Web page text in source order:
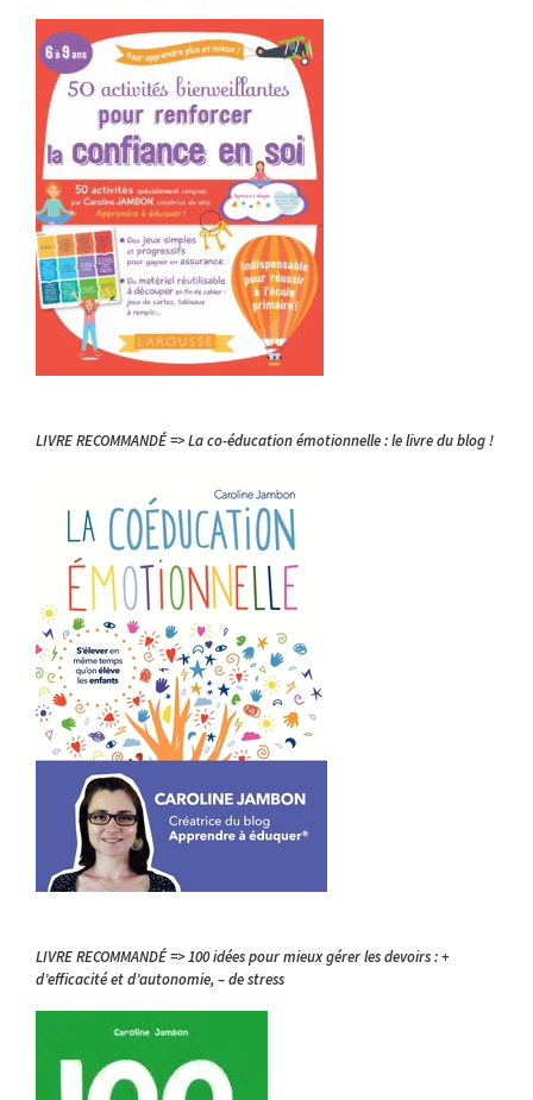
LIVRE RECOMMANDÉ => La co-éducation émotionnelle : le livre du blog !
LIVRE RECOMMANDÉ => 100 idées pour mieux gérer les devoirs : +
d’efficacité et d’autonomie, – de stress